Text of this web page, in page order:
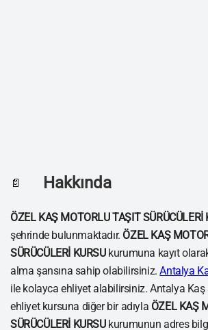
📄 Hakkında
ÖZEL KAŞ MOTORLU TAŞIT SÜRÜCÜLERİ
şehrinde bulunmaktadır. ÖZEL KAŞ
SÜRÜCÜLERİ KURSUkurumuna kayıt
alma şansına sahip olabilirsiniz.Antalya
ile kolayca ehliyet alabilirsiniz. Antalya
ehliyet kursuna diğer bir adıyla ÖZEL KAŞ
SÜRÜCÜLERİ KURSUkurumunun adres